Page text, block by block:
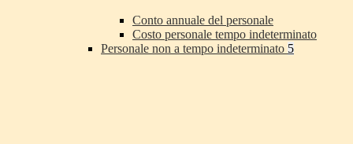
Conto annuale del personale
Costo personale tempo indeterminato
Personale non a tempo indeterminato 5